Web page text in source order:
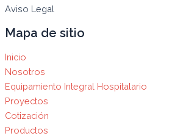
Aviso Legal
Mapa de sitio
Inicio
Nosotros
Equipamiento Integral Hospitalario
Proyectos
Cotización
Productos